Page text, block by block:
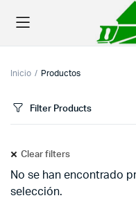
Inicio Productos
Filter Products
Clear filters
No se han encontrado
selección.